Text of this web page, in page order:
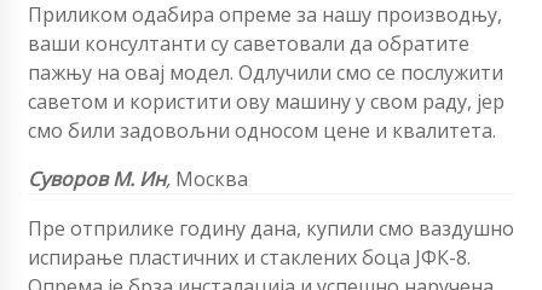
Приликом одабира опреме за нашу производњу,
ваши консултанти су саветовали да обратите
пажњу на овај модел. Одлучили смо се послужити
саветом и користити ову машину у свом раду, јер
смо били задовољни односом цене и квалитета.
Суворов М. Ин, Москва
Пре отприлике годину дана, купили смо ваздушно
испирање пластичних и стаклених боца ЈФК-8.